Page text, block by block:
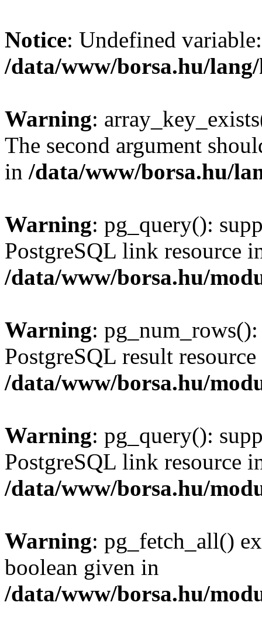
Notice: Undefined
/data/www/borsa.hu/
Warning:
The second argument
in /data/www/borsa.hu/
Warning: pg_query():
PostgreSQL link resource
/data/www/borsa.hu/
Warning:
PostgreSQL result
/data/www/borsa.hu/
Warning: pg_query():
PostgreSQL link resource
/data/www/borsa.hu/
Warning: pg_fetch_all()
boolean given in
/data/www/borsa.hu/